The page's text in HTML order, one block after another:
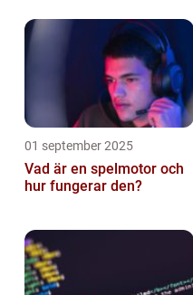
01 september 2025
Vad är en spelmotor och
hur fungerar den?